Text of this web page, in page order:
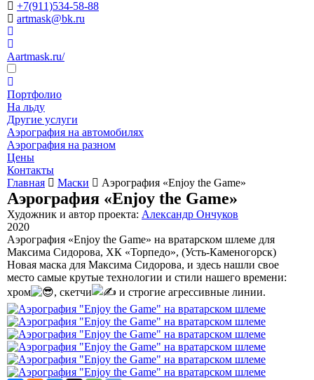
+7(911)534-58-88
artmask@bk.ru
Aartmask.ru/
Портфолио
На льду
Другие услуги
Аэрография на автомобилях
Аэрография на разном
Цены
Контакты
Главная
Маски Аэрография «Enjoy the Game»
Аэрография «Enjoy the Game»
Художник и автор проекта: Александр Ончуков
2020
Аэрография «Enjoy the Game» на вратарском шлеме для
Максима Сидорова, ХК «Торпедо», (Усть-Каменогорск)
Новая маска для Максима Сидорова, и здесь нашли свое
место самые крутые технологии и стили нашего времени:
хром
, скетчи и строгие агрессивные линии.